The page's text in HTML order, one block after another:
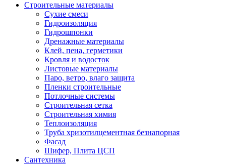
Строительные материалы
Сухие смеси
Гидроизоляция
Гидрошпонки
Дренажные материалы
Клей, пена, герметики
Кровля и водосток
Листовые материалы
Паро, ветро, влаго защита
Пленки строительные
Потлочные системы
Строительная сетка
Строительная химия
Теплоизоляция
Труба хризотилцементная безнапорная
Фасад
Шифер, Плита ЦСП
Сантехника